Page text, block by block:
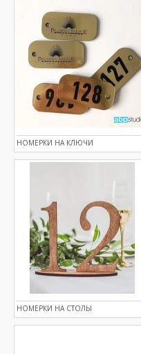
НОМЕРКИ НА КЛЮЧИ
НОМЕРКИ НА СТОЛЫ